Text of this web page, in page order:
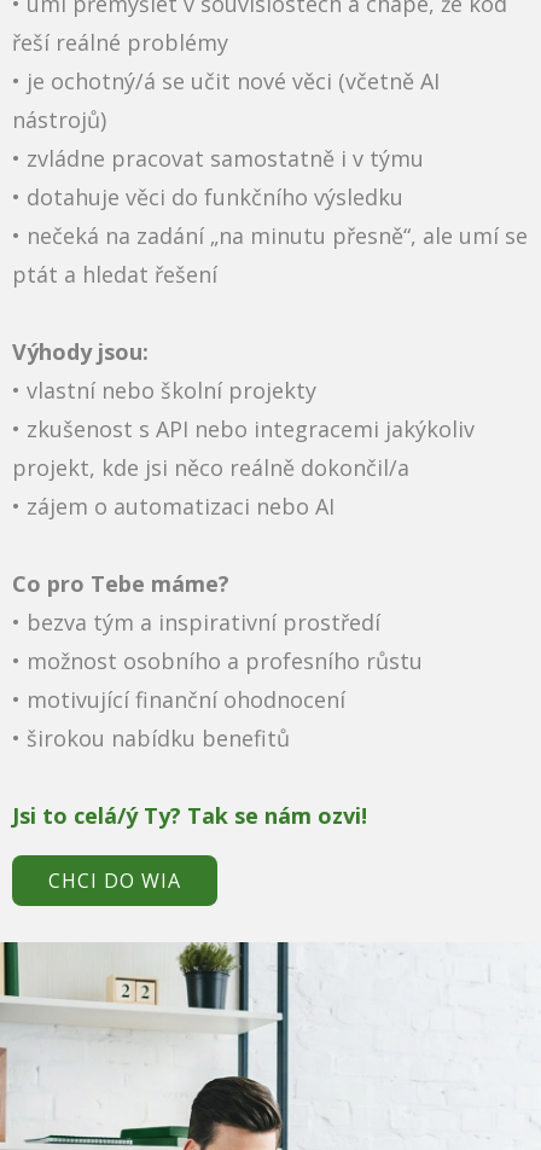
řeší reálné problémy
• je ochotný/á se učit nové věci (včetně AI
nástrojů)
• zvládne pracovat samostatně i v týmu
• dotahuje věci do funkčního výsledku
• nečeká na zadání „na minutu přesně“, ale umí se
ptát a hledat řešení
Výhody jsou:
• ​vlastní nebo školní projekty
• ​zkušenost s API nebo integracemi jakýkoliv
projekt, kde jsi něco reálně dokončil/a
• ​zájem o automatizaci nebo AI
Co pro Tebe máme?
• ​bezva tým a inspirativní prostředí
• možnost osobního a profesního růstu
• motivující finanční ohodnocení
• širokou nabídku benefitů
Jsi to celá/ý Ty? Tak se nám ozvi!
CHCI DO WIA